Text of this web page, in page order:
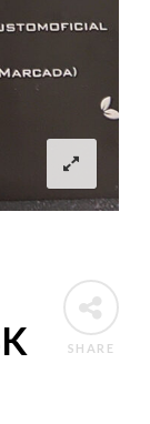
SHARE